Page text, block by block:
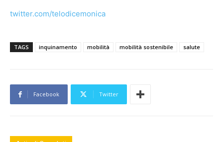
twitter.com/telodicemonica
TAGS inquinamento mobilità mobilità sostenibile salute
Facebook Twitter